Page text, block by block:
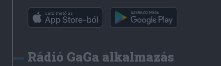
Rádió GaGa alkalmazás